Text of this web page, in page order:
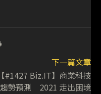
下一篇文章
【#1427 Biz.IT】商業科技
趨勢預測 2021 走出困境